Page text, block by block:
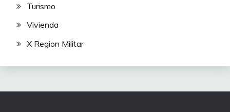
Turismo
Vivienda
X Region Militar